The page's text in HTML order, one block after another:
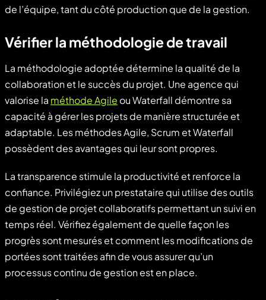
de l’équipe, tant du côté production que de la gestion.
Vérifier la méthodologie de travail
La méthodologie adoptée détermine la qualité de la
collaboration et le succès du projet. Une agence qui
valorise la méthode Agile ou Waterfall démontre sa
capacité à gérer les projets de manière structurée et
adaptable. Les méthodes Agile, Scrum et Waterfall
possèdent des avantages qui leur sont propres.
La transparence stimule la productivité et renforce la
confiance. Privilégiez un prestataire qui utilise des outils
de gestion de projet collaboratifs permettant un suivi en
temps réel. Vérifiez également de quelle façon les
progrès sont mesurés et comment les modifications de
portées sont traitées afin de vous assurer qu’un
processus continu de gestion est en place.